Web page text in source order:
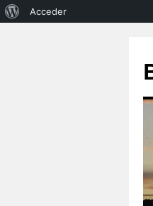
Acerca
Acceder